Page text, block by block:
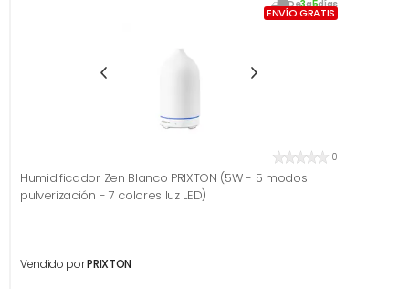
De3a5días
ENVÍO GRATIS
0
Humidificador Zen Blanco PRIXTON (5W - 5 modos
pulverización - 7 colores luz LED)
Vendido porPRIXTON